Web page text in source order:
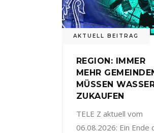
AKTUELL BEITRAG
REGION: IMMER
MEHR
MÜSSEN
ZUKAUFEN
TELE Z aktuell vom
06.08.2026: Ein Ende